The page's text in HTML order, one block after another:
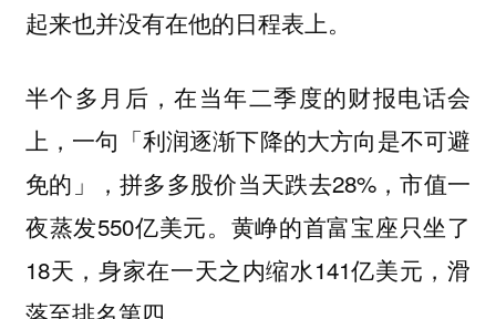
起来也并没有在他的日程表上。
半个多月后，在当年二季度的财报电话会
上，一句「利润逐渐下降的大方向是不可避
免的」，拼多多股价当天跌去28%，市值一
夜蒸发550亿美元。黄峥的首富宝座只坐了
18天，身家在一天之内缩水141亿美元，滑